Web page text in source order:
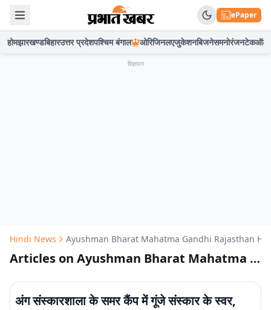
ePaper
होमझारखण्डबिहारउत्तर प्रदेशपश्चिम बंगाल ओरिजिनलएजुकेशनबिजनेसमनोरंजनटेकऑटो
विज्ञापन
Hindi News Ayushman Bharat Mahatma Gandhi Rajasthan
Articles on Ayushman Bharat Mahatma Gandhi Rajasthan Health Insurance Scheme
अंग संस्कारशाला के समर कैंप में गूंजे संस्कार के स्वर,